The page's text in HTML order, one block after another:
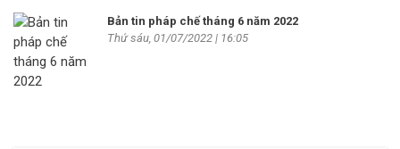
Bản tin pháp chế tháng 6 năm 2022
Thứ sáu, 01/07/2022 | 16:05